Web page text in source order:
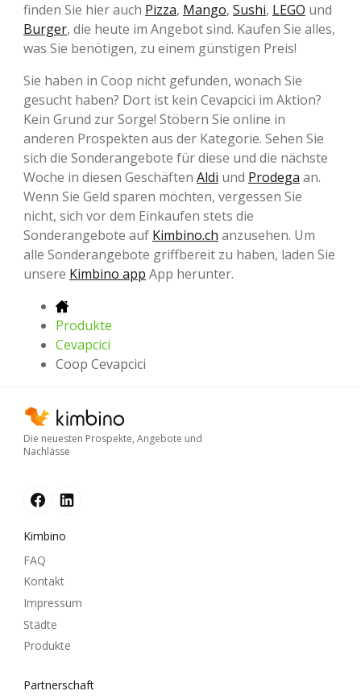
finden Sie hier auch Pizza, Mango, Sushi, LEGO und
Burger, die heute im Angebot sind. Kaufen Sie alles,
was Sie benötigen, zu einem günstigen Preis!
Sie haben in Coop nicht gefunden, wonach Sie
gesucht haben? Dort ist kein Cevapcici im Aktion?
Kein Grund zur Sorge! Stöbern Sie online in
anderen Prospekten aus der Kategorie. Sehen Sie
sich die Sonderangebote für diese und die nächste
Woche in diesen Geschäften Aldi und Prodega an.
Wenn Sie Geld sparen möchten, vergessen Sie
nicht, sich vor dem Einkaufen stets die
Sonderangebote auf Kimbino.ch anzusehen. Um
alle Sonderangebote griffbereit zu haben, laden Sie
unsere Kimbino app App herunter.
Produkte
Cevapcici
Coop Cevapcici
Die neuesten Prospekte, Angebote und
Nachlässe
Kimbino
FAQ
Kontakt
Impressum
Städte
Produkte
Partnerschaft